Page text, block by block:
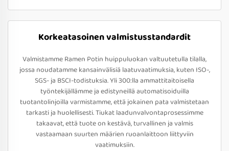
Korkeatasoinen valmistusstandardit
Valmistamme Ramen Potin huippuluokan valtuutetulla tilalla,
jossa noudatamme kansainvälisiä laatuvaatimuksia, kuten ISO-,
SGS- ja BSCI-todistuksia. Yli 300:lla ammattitaitoisella
työntekijällämme ja edistyneillä automatisoiduilla
tuotantolinjoilla varmistamme, että jokainen pata valmistetaan
tarkasti ja huolellisesti. Tiukat laadunvalvontaprosessimme
takaavat, että tuote on kestävä, turvallinen ja valmis
vastaamaan suurten määrien ruoanlaittoon liittyviin
vaatimuksiin.